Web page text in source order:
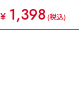
¥ 1,398 (税込)